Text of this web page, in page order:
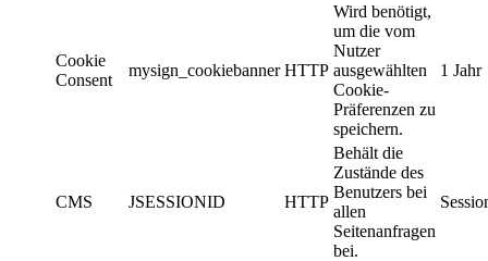
Cookie
Consent
mysign_cookiebanner HTTP
Wird benötigt,
um die vom
Nutzer
ausgewählten
Cookie-
Präferenzen zu
speichern.
1 Jahr
CMS JSESSIONID HTTP
Behält die
Zustände des
Benutzers bei
allen
Seitenanfragen
bei.